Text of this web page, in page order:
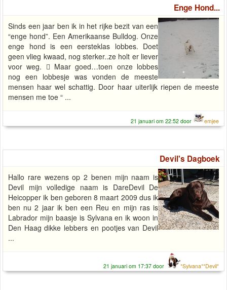
Enge Hond...
Sinds een jaar ben ik in het rijke bezit van een
“enge hond”. Een Amerikaanse Bulldog. Onze
enge hond is een eersteklas lobbes. Doet
geen vlieg kwaad, nog sterker..ze holt er liever
voor weg.  Maar goed…toen onze lobbes
nog een lobbesje was vonden de meeste
mensen haar wel schattig. Door haar uiterlijk riepen de meeste
mensen me toe “ ...
21 januari om 22:52 door emjee
Devil's Dagboek
Hallo rare wezens op 2 benen mijn naam is
Devil mijn volledige naam is DareDevil De
Heicopper ik ben geboren 8 maart 2009 dus ik
ben nu 2 jaar ik ben een Reu en mijn ras is
Labrador mijn baasje is Sylvana en ik woon in
Den Haag dikke lebbers en pootjes van Devil
...
21 januari om 17:37 door *Sylvana**Devil*